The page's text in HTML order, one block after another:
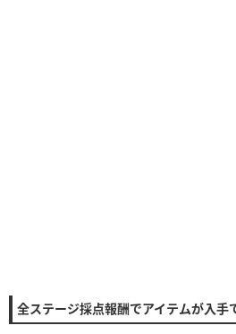
全ステージ採点報酬でアイテムが入手